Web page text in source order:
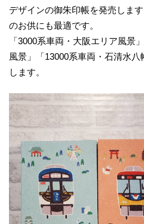
デザインの御朱印帳を発売しま
のお供にも最適です。
「3000系車両・大阪エリア風景
風景」「13000系車両・石清水
します。